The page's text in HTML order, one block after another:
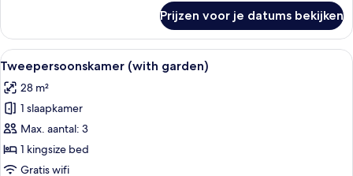
uitzicht
op
zwembad
Prijzen voor je datums bekijken
Alle
foto's
voor
Tweepersoonskamer
(with
garden)
laden
Een hotelkamer met een groot bed,
6
Tweepersoonskamer (with garden)
28 m²
1 slaapkamer
Max. aantal: 3
1 kingsize bed
Gratis wifi